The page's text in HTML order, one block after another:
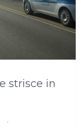
strisce in
,